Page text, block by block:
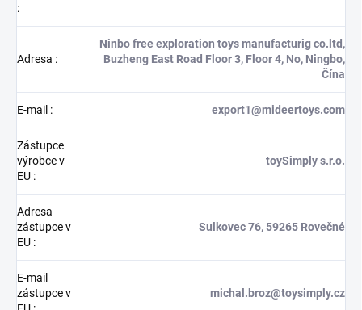
:
Adresa :
Ninbo free exploration toys manufacturig co.ltd,
Buzheng East Road Floor 3, Floor 4, No, Ningbo,
Čína
E-mail : export1@mideertoys.com
Zástupce
výrobce v
EU :
toySimply s.r.o.
Adresa
zástupce v
EU :
Sulkovec 76, 59265 Rovečné
E-mail
zástupce v
michal.broz@toysimply.cz